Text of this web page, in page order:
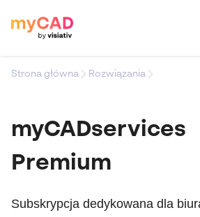
Strona główna Rozwiązania
myCADservices
Premium
Subskrypcja dedykowana dla